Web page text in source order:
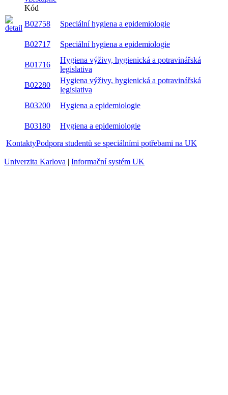
Kód
B02758 Speciální hygiena a epidemiologie
B02717 Speciální hygiena a epidemiologie
B01716
Hygiena výživy, hygienická a potravinářská
legislativa
B02280
Hygiena výživy, hygienická a potravinářská
legislativa
B03200
Hygiena a epidemiologie
B03180
Hygiena a epidemiologie
KontaktyPodpora studentů se speciálními potřebami na UK
Univerzita Karlova | Informační systém UK